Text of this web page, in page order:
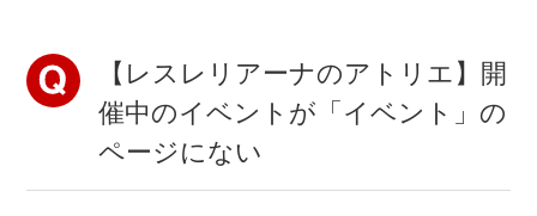
【レスレリアーナのアトリエ】開
催中のイベントが「イベント」の
ページにない